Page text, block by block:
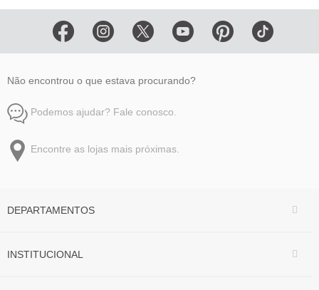
Não encontrou o que estava procurando?
Podemos ajudar? Fale conosco.
Encontre as lojas mais próximas.
DEPARTAMENTOS
INSTITUCIONAL